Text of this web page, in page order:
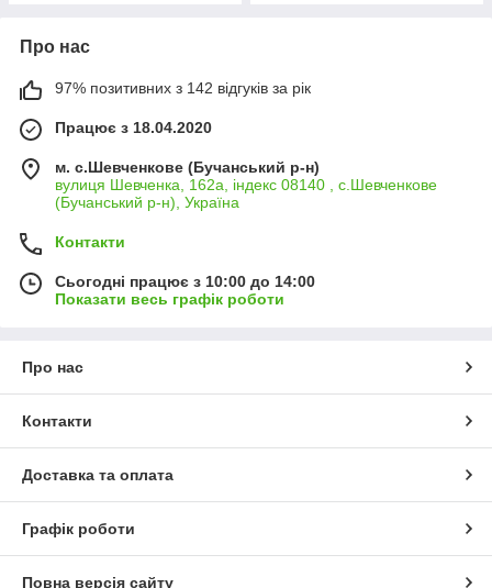
Про нас
97% позитивних з 142 відгуків за рік
Працює з 18.04.2020
м. с.Шевченкове (Бучанський р-н)
вулиця Шевченка, 162а, індекс 08140 , с.Шевченкове
(Бучанський р-н), Україна
Контакти
Сьогодні працює з 10:00 до 14:00
Показати весь графік роботи
Про нас
Контакти
Доставка та оплата
Графік роботи
Повна версія сайту